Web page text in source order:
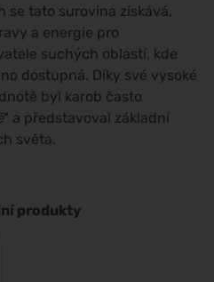
se tato surovina získává,
a energie pro
suchých oblastí, kde
dostupná. Díky své vysoké
byl karob často
" a představoval základní
světa.
produkty